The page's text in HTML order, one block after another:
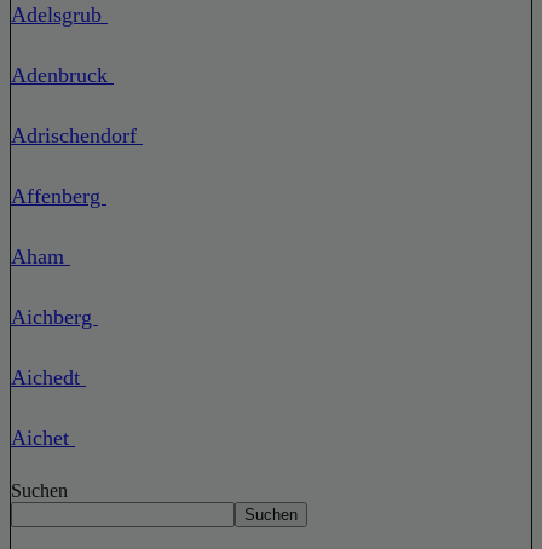
Adelsgrub
Adenbruck
Adrischendorf
Affenberg
Aham
Aichberg
Aichedt
Aichet
Suchen
Suchen